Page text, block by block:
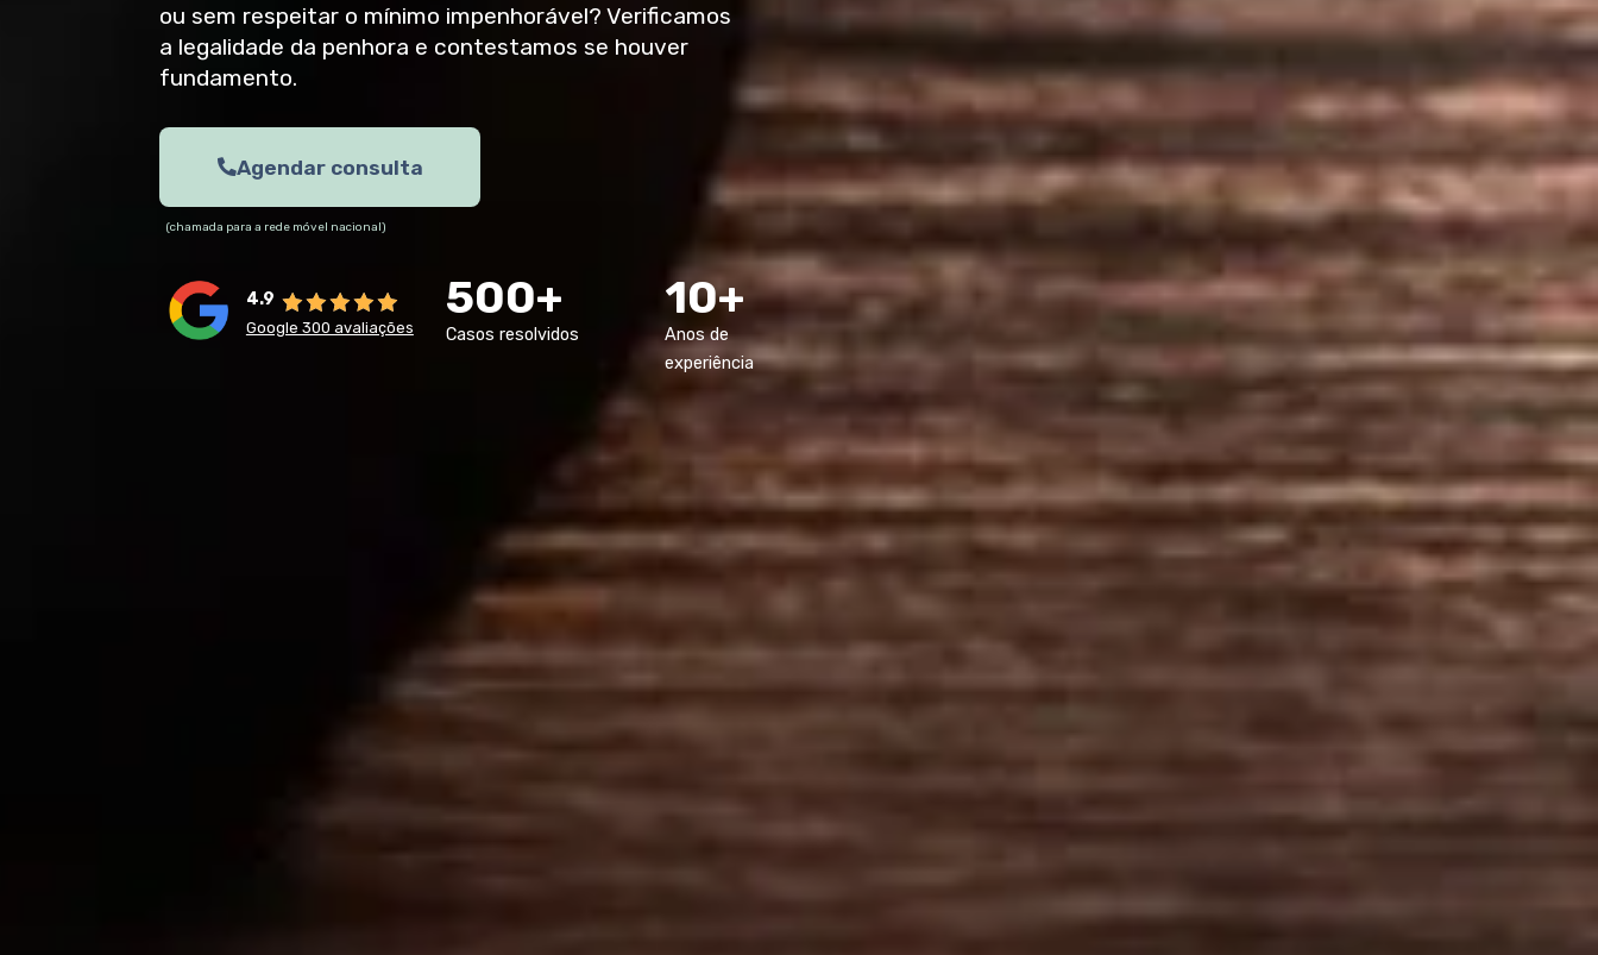
ou sem respeitar o mínimo impenhorável? Verificamos
a legalidade da penhora e contestamos se houver
fundamento.
Agendar consulta
(chamada para a rede móvel nacional)
4.9
Google 300 avaliações
500+
Casos resolvidos
10+
Anos de
experiência